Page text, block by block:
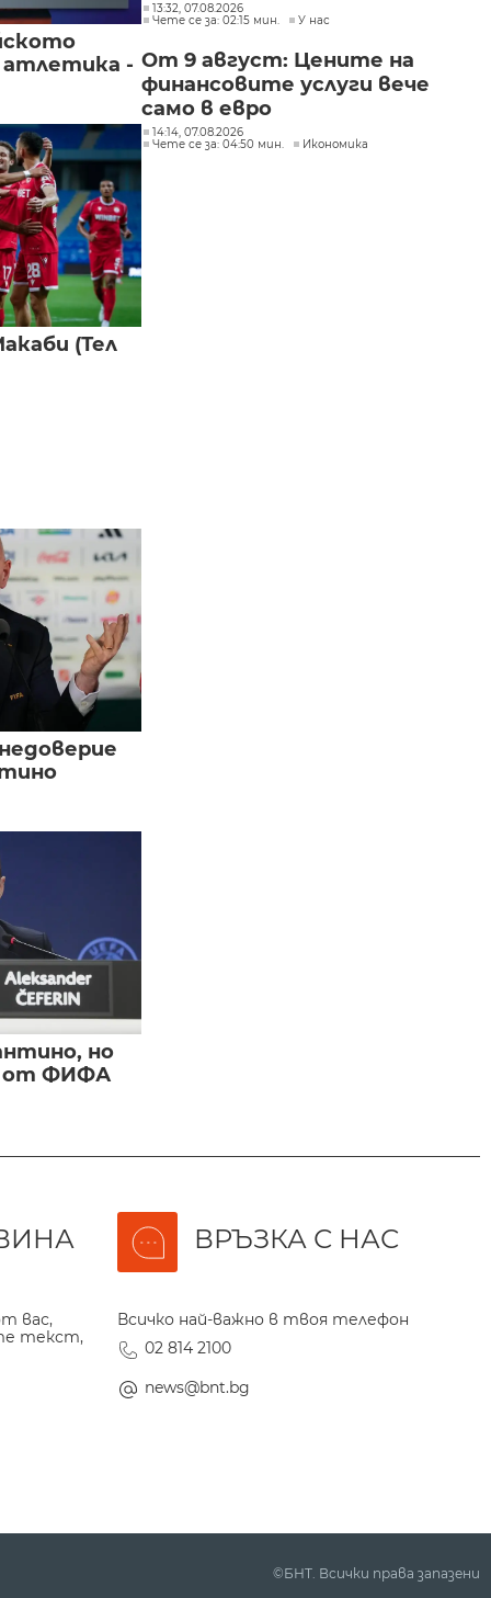
атлетика -
(Тел
но
от ФИФА
13:32, 07.08.2026
Чете се за: 02:15 мин.
У нас
От 9 август: Цените на
финансовите услуги вече
само в евро
14:14, 07.08.2026
Чете се за: 04:50 мин.
Икономика
вас,
текст,
ВРЪЗКА С НАС
Всичко най-важно в твоя телефон
02 814 2100
news@bnt.bg
©БНТ. Всички права запазени